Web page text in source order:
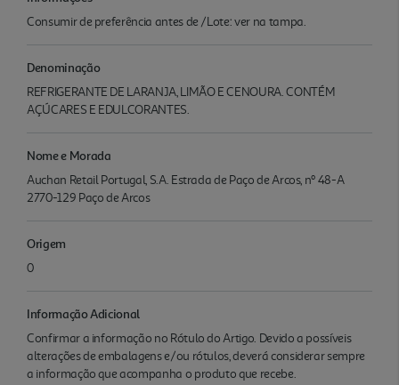
Consumir de preferência antes de /Lote: ver na tampa.
Denominação
REFRIGERANTE DE LARANJA, LIMÃO E CENOURA. CONTÉM
AÇÚCARES E EDULCORANTES.
Nome e Morada
Auchan Retail Portugal, S.A. Estrada de Paço de Arcos, nº 48-A
2770-129 Paço de Arcos
Origem
0
Informação Adicional
Confirmar a informação no Rótulo do Artigo. Devido a possíveis
alterações de embalagens e/ou rótulos, deverá considerar sempre
a informação que acompanha o produto que recebe.